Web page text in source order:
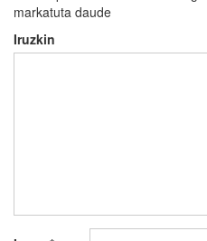
markatuta daude
Iruzkin